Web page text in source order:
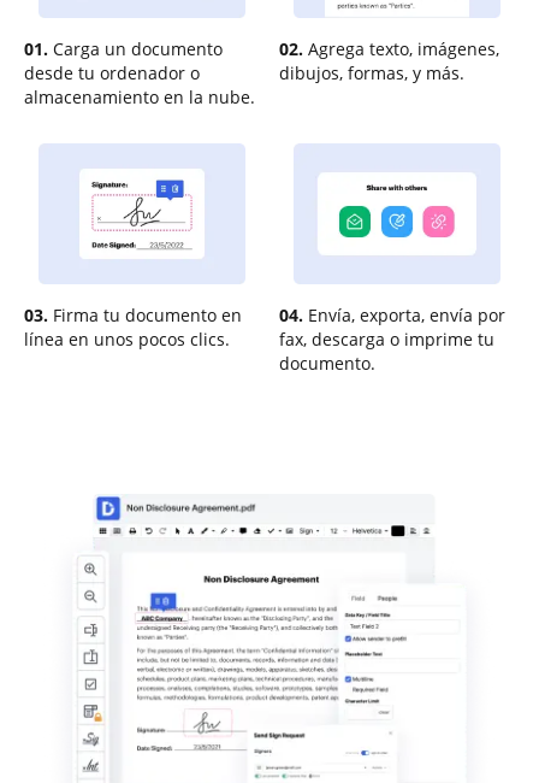
01. Carga un documento
desde tu ordenador o
almacenamiento en la nube.
02. Agrega texto, imágenes,
dibujos, formas, y más.
03. Firma tu documento en
línea en unos pocos clics.
04. Envía, exporta, envía por
fax, descarga o imprime tu
documento.